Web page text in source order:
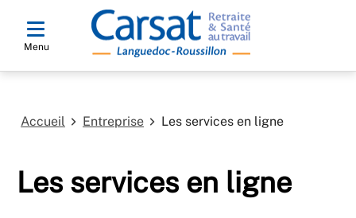
Menu
Accueil Entreprise Les services en ligne
Les services en ligne